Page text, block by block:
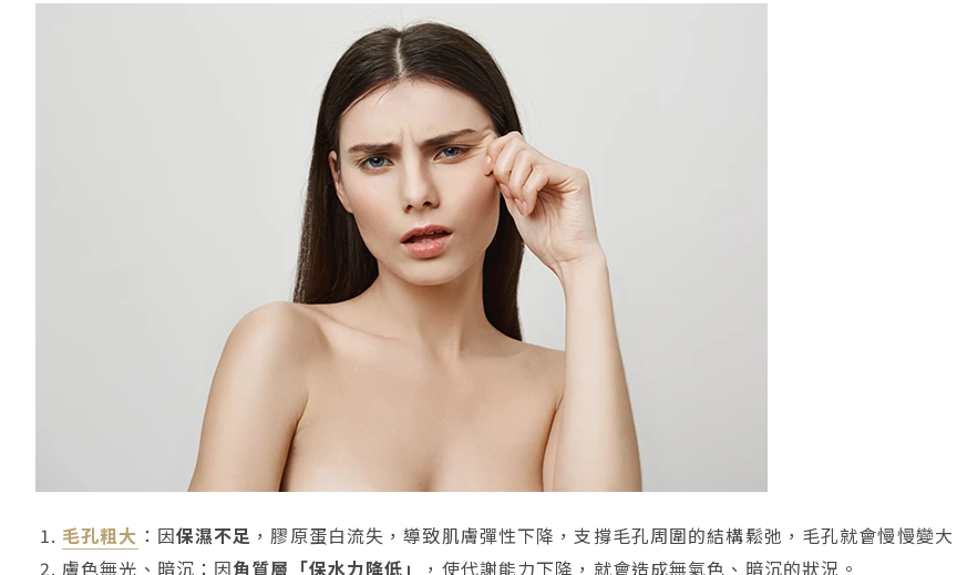
毛孔粗大 ：因保濕不足 ，膠原蛋白流失，導致肌膚彈性下降，支撐毛孔周圍的結構鬆弛，毛孔就會慢慢變大
膚色無光、暗沉：因角質層「保水力降低」
，使代謝能力下降，就會造成無氣色、暗沉的狀況。